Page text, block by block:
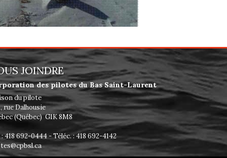
JOINDRE
des pilotes du Bas Saint-Laurent
du pilote
rue Dalhousie
(Québec) G1K 8M8
: 418 692-0444 - Téléc. : 418 692-4142